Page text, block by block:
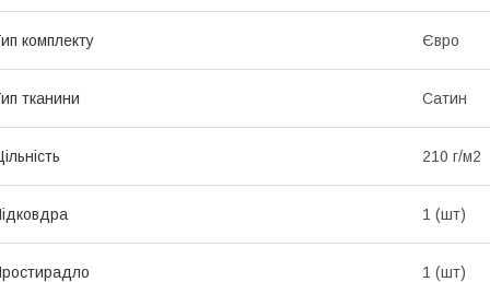
комплекту Євро
тканини Сатин
210 г/м2
1 (шт)
1 (шт)